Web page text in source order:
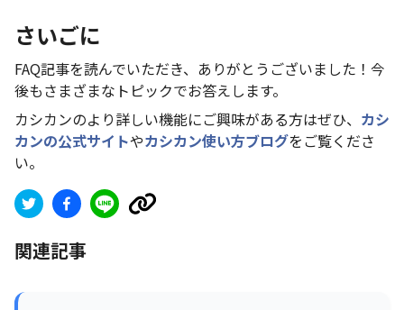
さいごに
FAQ記事を読んでいただき、ありがとうございました！今
後もさまざまなトピックでお答えします。
カシカンのより詳しい機能にご興味がある方はぜひ、 カシ
カンの公式サイトやカシカン使い方ブログをご覧くださ
い。
関連記事